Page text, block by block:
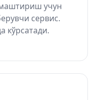
учун
сервис.
кўрсатади.